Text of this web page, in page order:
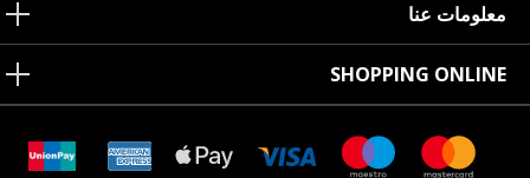
معلومات عنا
SHOPPING ONLINE